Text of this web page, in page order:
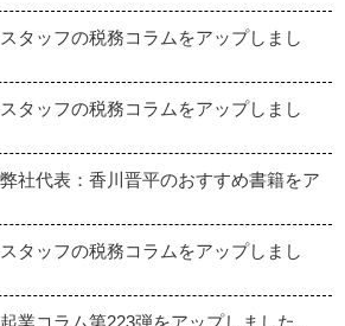
タッフの税務コラムをアップしまし
タッフの税務コラムをアップしまし
社代表：香川晋平のおすすめ書籍をア
タッフの税務コラムをアップしまし
業コラム第223弾をアップしました。